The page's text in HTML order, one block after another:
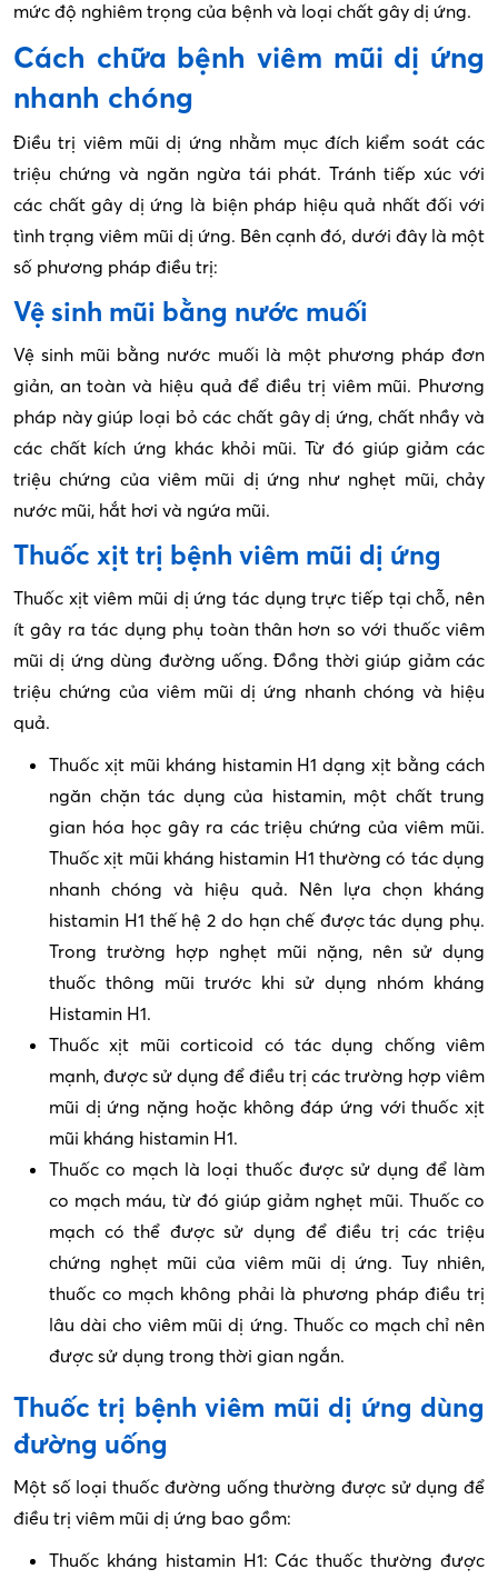
mức độ nghiêm trọng của bệnh và loại chất gây dị ứng.
Cách chữa bệnh viêm mũi dị ứng
nhanh chóng
Điều trị viêm mũi dị ứng nhằm mục đích kiểm soát các
triệu chứng và ngăn ngừa tái phát. Tránh tiếp xúc với
các chất gây dị ứng là biện pháp hiệu quả nhất đối với
tình trạng viêm mũi dị ứng. Bên cạnh đó, dưới đây là một
số phương pháp điều trị:
Vệ sinh mũi bằng nước muối
Vệ sinh mũi bằng nước muối là một phương pháp đơn
giản, an toàn và hiệu quả để điều trị viêm mũi. Phương
pháp này giúp loại bỏ các chất gây dị ứng, chất nhầy và
các chất kích ứng khác khỏi mũi. Từ đó giúp giảm các
triệu chứng của viêm mũi dị ứng như nghẹt mũi, chảy
nước mũi, hắt hơi và ngứa mũi.
Thuốc xịt trị bệnh viêm mũi dị ứng
Thuốc xịt viêm mũi dị ứng tác dụng trực tiếp tại chỗ, nên
ít gây ra tác dụng phụ toàn thân hơn so với thuốc viêm
mũi dị ứng dùng đường uống. Đồng thời giúp giảm các
triệu chứng của viêm mũi dị ứng nhanh chóng và hiệu
quả.
Thuốc xịt mũi kháng histamin H1 dạng xịt bằng cách
ngăn chặn tác dụng của histamin, một chất trung
gian hóa học gây ra các triệu chứng của viêm mũi.
Thuốc xịt mũi kháng histamin H1 thường có tác dụng
nhanh chóng và hiệu quả. Nên lựa chọn kháng
histamin H1 thế hệ 2 do hạn chế được tác dụng phụ.
Trong trường hợp nghẹt mũi nặng, nên sử dụng
thuốc thông mũi trước khi sử dụng nhóm kháng
Histamin H1.
Thuốc xịt mũi corticoid có tác dụng chống viêm
mạnh, được sử dụng để điều trị các trường hợp viêm
mũi dị ứng nặng hoặc không đáp ứng với thuốc xịt
mũi kháng histamin H1.
Thuốc co mạch là loại thuốc được sử dụng để làm
co mạch máu, từ đó giúp giảm nghẹt mũi. Thuốc co
mạch có thể được sử dụng để điều trị các triệu
chứng nghẹt mũi của viêm mũi dị ứng. Tuy nhiên,
thuốc co mạch không phải là phương pháp điều trị
lâu dài cho viêm mũi dị ứng. Thuốc co mạch chỉ nên
được sử dụng trong thời gian ngắn.
Thuốc trị bệnh viêm mũi dị ứng dùng
đường uống
Một số loại thuốc đường uống thường được sử dụng để
điều trị viêm mũi dị ứng bao gồm:
Thuốc kháng histamin H1: Các thuốc thường được